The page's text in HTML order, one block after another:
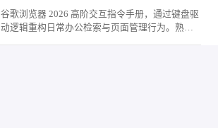
谷歌浏览器 2026 高阶交互指令手册，通过键盘驱
动逻辑重构日常办公检索与页面管理行为。熟练